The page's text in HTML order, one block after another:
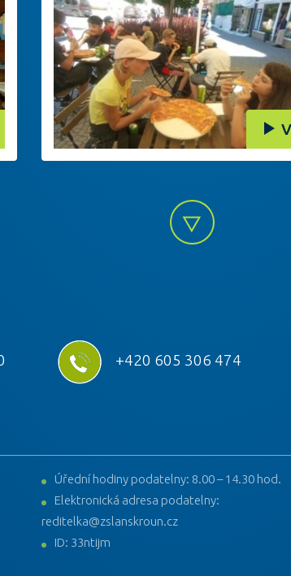
+420 605 306 474
Úřední hodiny podatelny: 8.00 – 14.30 hod.
Elektronická adresa podatelny:
reditelka@zslanskroun.cz
ID: 33ntijm